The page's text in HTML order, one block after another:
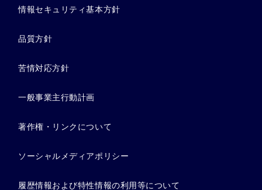
情報セキュリティ基本方針
品質方針
苦情対応方針
一般事業主行動計画
著作権・リンクについて
ソーシャルメディアポリシー
履歴情報および特性情報の利用等について